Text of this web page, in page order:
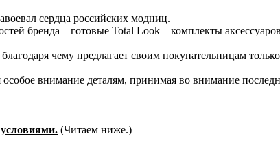
сердца российских модниц.
бренда – готовые Total Look – комплекты
чему предлагает своим покупательницам
внимание деталям, принимая во внимание
(Читаем ниже.)